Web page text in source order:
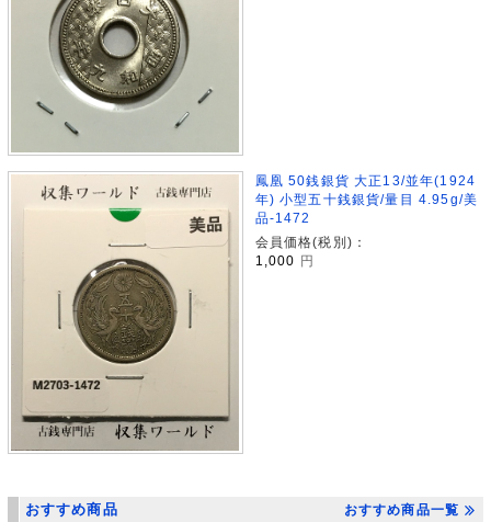
鳳凰 50銭銀貨 大正13/並年(1924
年) 小型五十銭銀貨/量目 4.95g/美
品-1472
会員価格(税別)：
1,000 円
おすすめ商品 おすすめ商品一覧